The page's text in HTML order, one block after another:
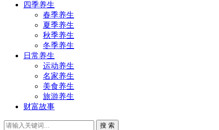
四季养生
春季养生
夏季养生
秋季养生
冬季养生
日常养生
运动养生
名家养生
美食养生
旅游养生
财富故事
搜 索